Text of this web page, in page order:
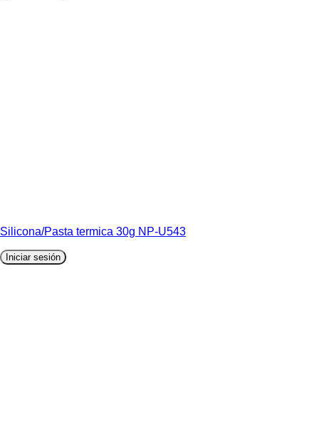
Silicona/Pasta termica 30g NP-U543
Iniciar sesión